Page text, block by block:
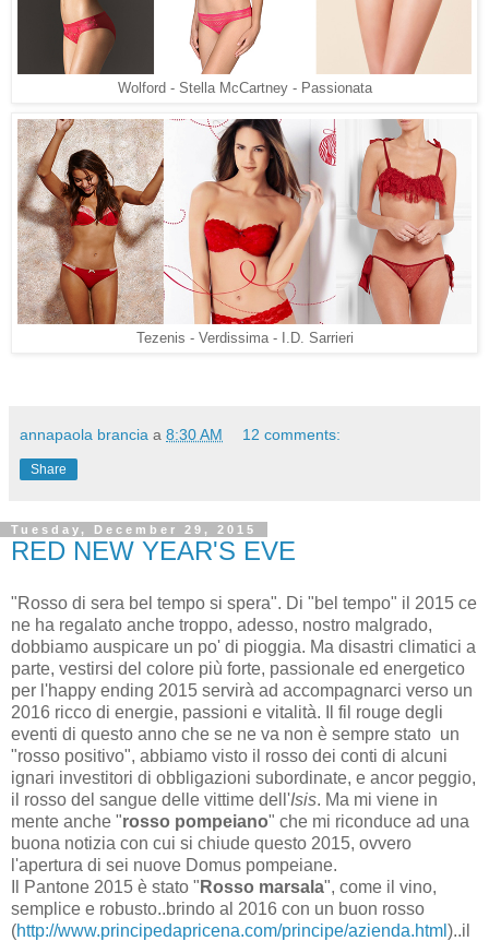
Wolford - Stella McCartney - Passionata
Tezenis - Verdissima - I.D. Sarrieri
annapaola brancia a 8:30 AM 12 comments:
Share
Tuesday, December 29, 2015
RED NEW YEAR'S EVE
"Rosso di sera bel tempo si spera". Di "bel tempo" il 2015 ce
ne ha regalato anche troppo, adesso, nostro malgrado,
dobbiamo auspicare un po' di pioggia. Ma disastri climatici a
parte, vestirsi del colore più forte, passionale ed energetico
per l'happy ending 2015 servirà ad accompagnarci verso un
2016 ricco di energie, passioni e vitalità. Il fil rouge degli
eventi di questo anno che se ne va non è sempre stato un
"rosso positivo", abbiamo visto il rosso dei conti di alcuni
ignari investitori di obbligazioni subordinate, e ancor peggio,
il rosso del sangue delle vittime dell'Isis. Ma mi viene in
mente anche "rosso pompeiano" che mi riconduce ad una
buona notizia con cui si chiude questo 2015, ovvero
l'apertura di sei nuove Domus pompeiane.
Il Pantone 2015 è stato " Rosso marsala", come il vino,
semplice e robusto..brindo al 2016 con un buon rosso
(http://www.principedapricena.com/principe/azienda.html )..il